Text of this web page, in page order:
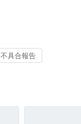
不具合報告